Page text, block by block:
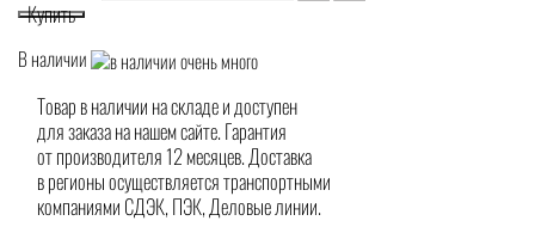
Купить
В наличии
Товар в наличии на складе и доступен
для заказа на нашем сайте. Гарантия
от производителя 12 месяцев. Доставка
в регионы осуществляется транспортными
компаниями СДЭК, ПЭК, Деловые линии.